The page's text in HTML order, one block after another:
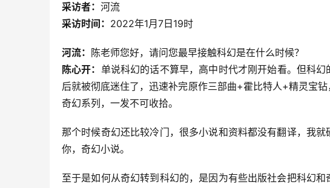
采访者： 河流
采访时间： 2022年1月7日19时
河流： 陈老师您好，请问您最早接触科幻是在什么时候？
陈心开： 单说科幻的话不算早，高中时代才刚开始看。但科
后就被彻底迷住了，迅速补完原作三部曲+霍比特人+精灵宝
奇幻系列，一发不可收拾。
那个时候奇幻还比较冷门，很多小说和资料都没有翻译，我
你，奇幻小说。
至于是如何从奇幻转到科幻的，是因为有些出版社会把科幻